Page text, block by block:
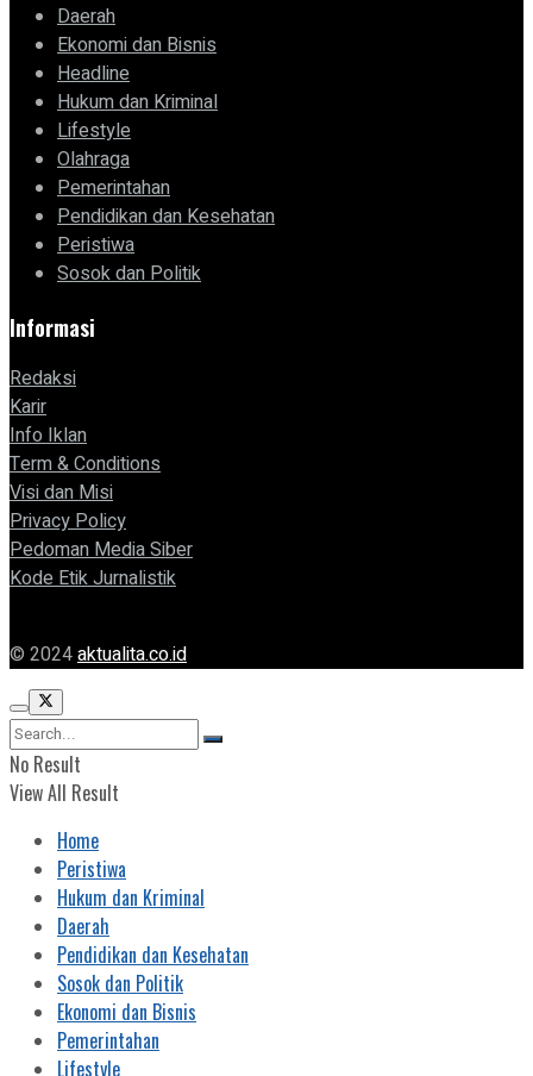
Daerah
Ekonomi dan Bisnis
Headline
Hukum dan Kriminal
Lifestyle
Olahraga
Pemerintahan
Pendidikan dan Kesehatan
Peristiwa
Sosok dan Politik
Informasi
Redaksi
Karir
Info Iklan
Term & Conditions
Visi dan Misi
Privacy Policy
Pedoman Media Siber
Kode Etik Jurnalistik
© 2024aktualita.co.id
No Result
View All Result
Home
Peristiwa
Hukum dan Kriminal
Daerah
Pendidikan dan Kesehatan
Sosok dan Politik
Ekonomi dan Bisnis
Pemerintahan
Lifestyle